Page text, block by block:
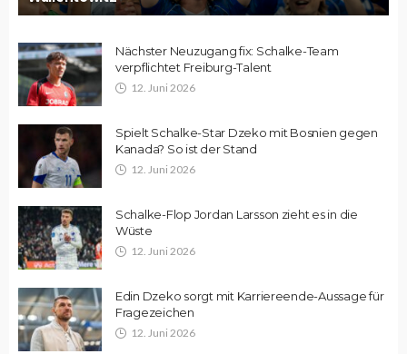
Nächster Neuzugang fix: Schalke-Team
verpflichtet Freiburg-Talent
12. Juni 2026
Spielt Schalke-Star Dzeko mit Bosnien gegen
Kanada? So ist der Stand
12. Juni 2026
Schalke-Flop Jordan Larsson zieht es in die
Wüste
12. Juni 2026
Edin Dzeko sorgt mit Karriereende-Aussage für
Fragezeichen
12. Juni 2026